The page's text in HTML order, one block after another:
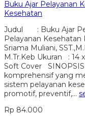
Buku Ajar Pelayanan
Kesehatan
Judul : Buku Ajar
Pelayanan Kesehatan
Sriama Muliani,
M.Tr.Keb Ukuran :
Soft Cover
komprehensif yang
sistem pelayanan
promotif, preventif,…
Rp 84.000